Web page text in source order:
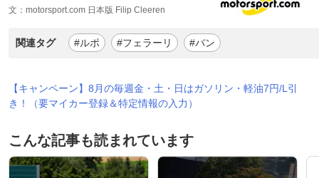
文：motorsport.com 日本版 Filip Cleeren
関連タグ #ルポ #フェラーリ #バン
【キャンペーン】8月の毎週金・土・日はガソリン・軽油7円/L引
き！（要マイカー登録＆特定情報の入力）
こんな記事も読まれています